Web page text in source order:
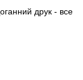
друк - все